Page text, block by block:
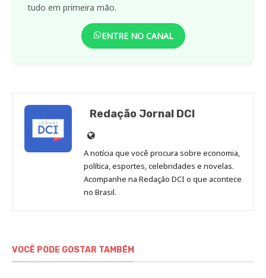
tudo em primeira mão.
ENTRE NO CANAL
Redação Jornal DCI
Site
de
Redação
Jornal
DCI
A notícia que você procura sobre economia,
política, esportes, celebridades e novelas.
Acompanhe na Redação DCI o que acontece
no Brasil.
VOCÊ PODE GOSTAR TAMBÉM